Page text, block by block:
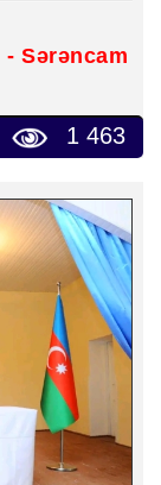
- Sərəncam
1 463